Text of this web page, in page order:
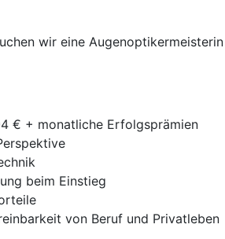
wir eine
€ + monatliche Erfolgsprämien
beim Einstieg
von Beruf und Privatleben